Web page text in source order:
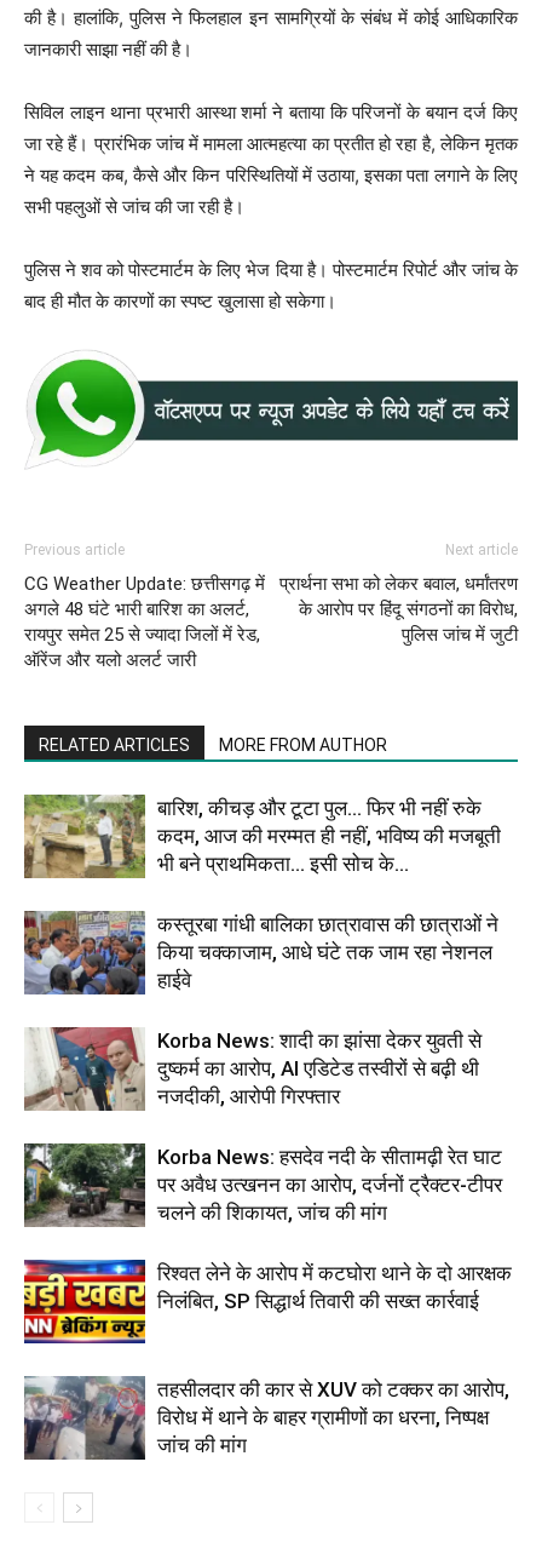
की है। हालांकि, पुलिस ने फिलहाल इन सामग्रियों के संबंध में कोई आधिकारिक
जानकारी साझा नहीं की है।
सिविल लाइन थाना प्रभारी आस्था शर्मा ने बताया कि परिजनों के बयान दर्ज किए
जा रहे हैं। प्रारंभिक जांच में मामला आत्महत्या का प्रतीत हो रहा है, लेकिन मृतक
ने यह कदम कब, कैसे और किन परिस्थितियों में उठाया, इसका पता लगाने के लिए
सभी पहलुओं से जांच की जा रही है।
पुलिस ने शव को पोस्टमार्टम के लिए भेज दिया है। पोस्टमार्टम रिपोर्ट और जांच के
बाद ही मौत के कारणों का स्पष्ट खुलासा हो सकेगा।
Previous article
CG Weather Update: छत्तीसगढ़ में
अगले 48 घंटे भारी बारिश का अलर्ट,
रायपुर समेत 25 से ज्यादा जिलों में रेड,
ऑरेंज और यलो अलर्ट जारी
Next article
प्रार्थना सभा को लेकर बवाल, धर्मांतरण
के आरोप पर हिंदू संगठनों का विरोध,
पुलिस जांच में जुटी
RELATED ARTICLES MORE FROM AUTHOR
बारिश, कीचड़ और टूटा पुल… फिर भी नहीं रुके
कदम, आज की मरम्मत ही नहीं, भविष्य की मजबूती
भी बने प्राथमिकता… इसी सोच के...
कस्तूरबा गांधी बालिका छात्रावास की छात्राओं ने
किया चक्काजाम, आधे घंटे तक जाम रहा नेशनल
हाईवे
Korba News: शादी का झांसा देकर युवती से
दुष्कर्म का आरोप, AI एडिटेड तस्वीरों से बढ़ी थी
नजदीकी, आरोपी गिरफ्तार
Korba News: हसदेव नदी के सीतामढ़ी रेत घाट
पर अवैध उत्खनन का आरोप, दर्जनों ट्रैक्टर-टीपर
चलने की शिकायत, जांच की मांग
रिश्वत लेने के आरोप में कटघोरा थाने के दो आरक्षक
निलंबित, SP सिद्धार्थ तिवारी की सख्त कार्रवाई
तहसीलदार की कार से XUV को टक्कर का आरोप,
विरोध में थाने के बाहर ग्रामीणों का धरना, निष्पक्ष
जांच की मांग